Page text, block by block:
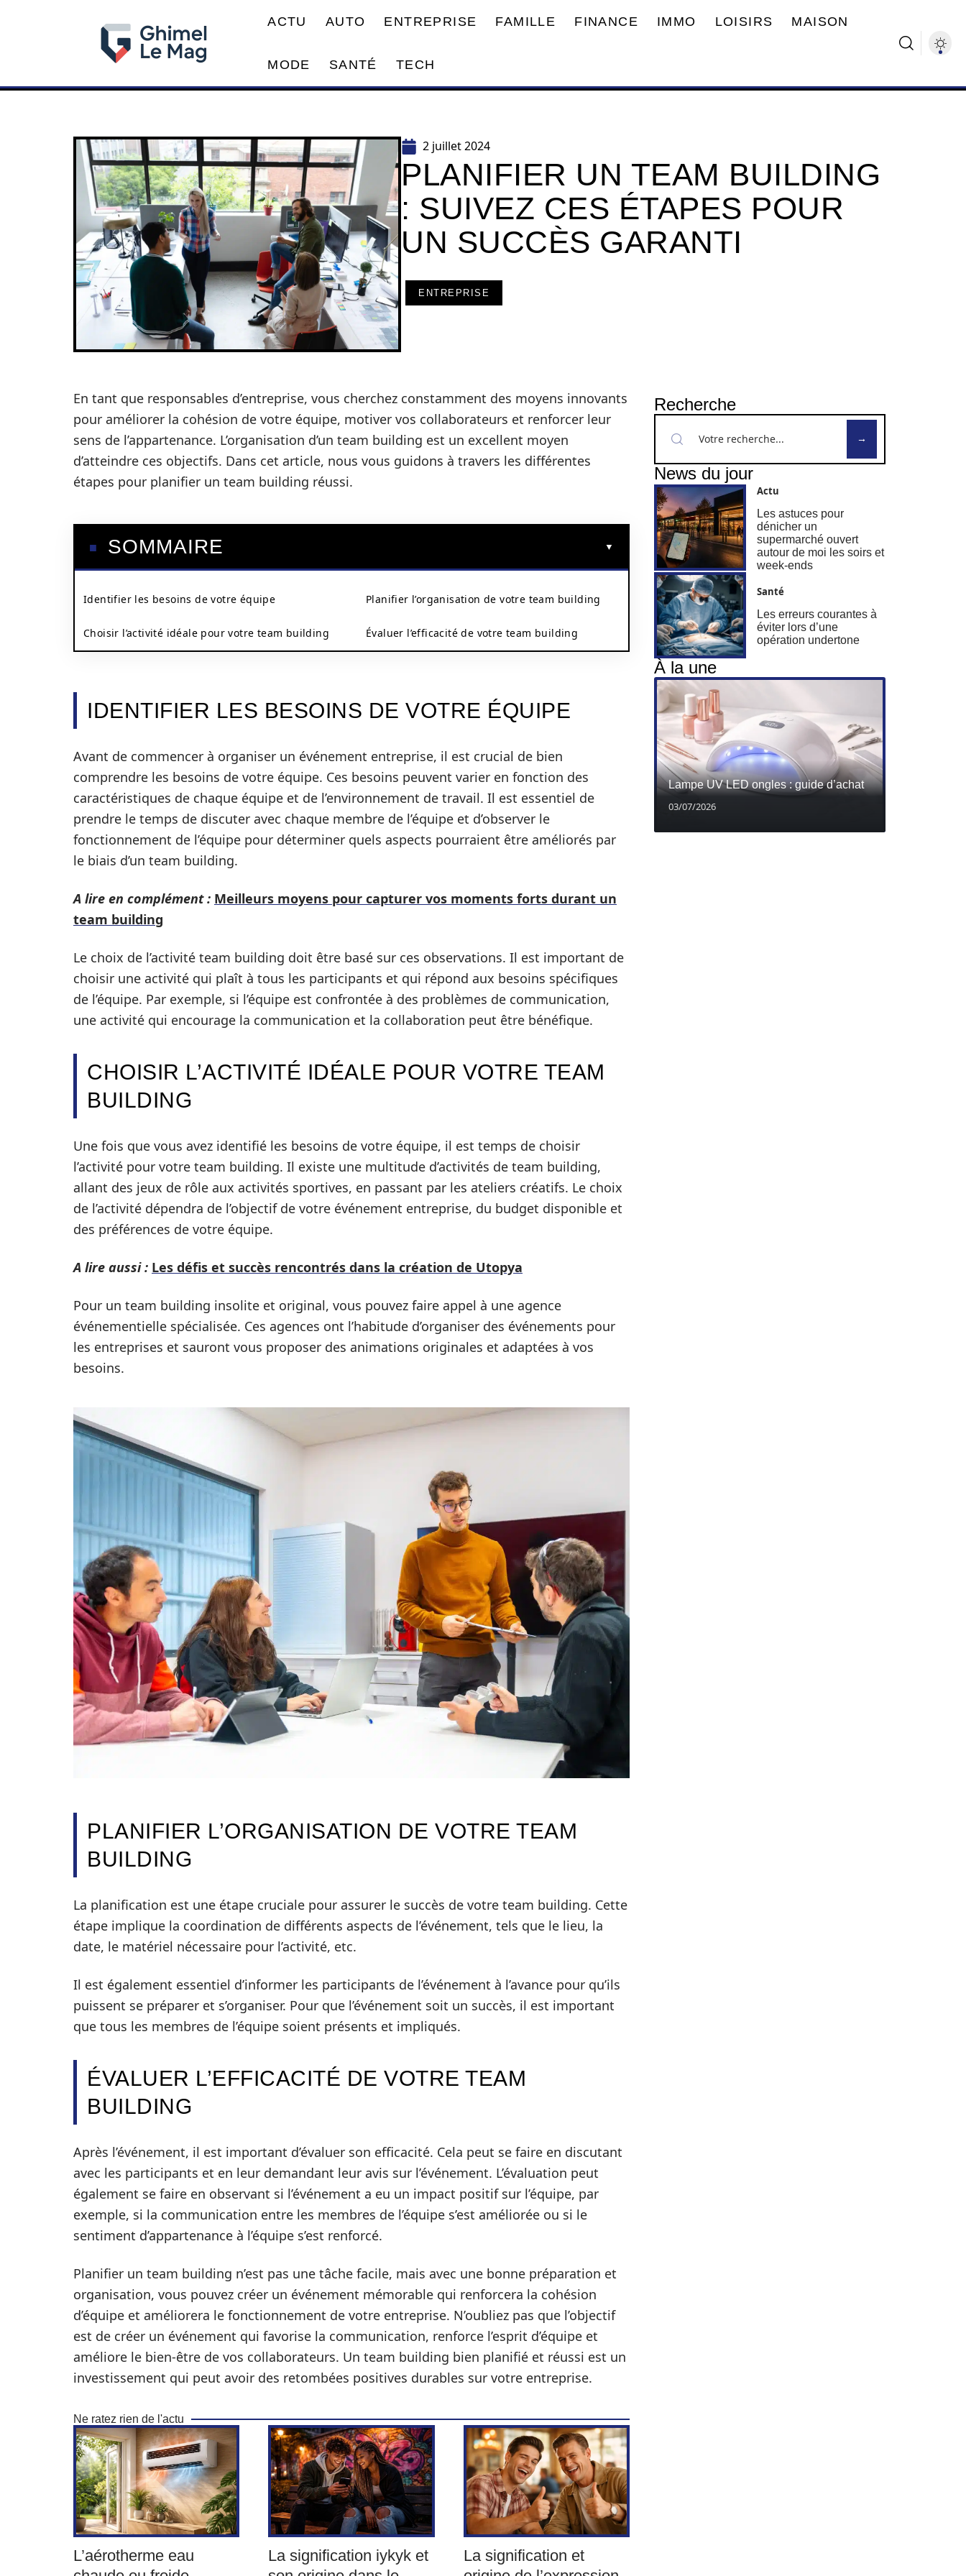
ACTU AUTO ENTREPRISE FAMILLE FINANCE IMMO LOISIRS MAISON
MODE SANTÉ TECH
2 juillet 2024
PLANIFIER UN TEAM BUILDING
: SUIVEZ CES ÉTAPES POUR
UN SUCCÈS GARANTI
ENTREPRISE
En tant que responsables d’entreprise, vous cherchez constamment des moyens innovants
pour améliorer la cohésion de votre équipe, motiver vos collaborateurs et renforcer leur
sens de l’appartenance. L’organisation d’un team building est un excellent moyen
d’atteindre ces objectifs. Dans cet article, nous vous guidons à travers les différentes
étapes pour planifier un team building réussi.
SOMMAIRE
Identifier les besoins de votre équipe
Choisir l’activité idéale pour votre team building
Planifier l’organisation de votre team building
Évaluer l’efficacité de votre team building
IDENTIFIER LES BESOINS DE VOTRE ÉQUIPE
Avant de commencer à organiser un événement entreprise, il est crucial de bien
comprendre les besoins de votre équipe. Ces besoins peuvent varier en fonction des
caractéristiques de chaque équipe et de l’environnement de travail. Il est essentiel de
prendre le temps de discuter avec chaque membre de l’équipe et d’observer le
fonctionnement de l’équipe pour déterminer quels aspects pourraient être améliorés par
le biais d’un team building.
A lire en complément : Meilleurs moyens pour capturer vos moments forts durant un
team building
Le choix de l’activité team building doit être basé sur ces observations. Il est important de
choisir une activité qui plaît à tous les participants et qui répond aux besoins spécifiques
de l’équipe. Par exemple, si l’équipe est confrontée à des problèmes de communication,
une activité qui encourage la communication et la collaboration peut être bénéfique.
CHOISIR L’ACTIVITÉ IDÉALE POUR VOTRE TEAM
BUILDING
Une fois que vous avez identifié les besoins de votre équipe, il est temps de choisir
l’activité pour votre team building. Il existe une multitude d’activités de team building,
allant des jeux de rôle aux activités sportives, en passant par les ateliers créatifs. Le choix
de l’activité dépendra de l’objectif de votre événement entreprise, du budget disponible et
des préférences de votre équipe.
A lire aussi : Les défis et succès rencontrés dans la création de Utopya
Pour un team building insolite et original, vous pouvez faire appel à une agence
événementielle spécialisée. Ces agences ont l’habitude d’organiser des événements pour
les entreprises et sauront vous proposer des animations originales et adaptées à vos
besoins.
PLANIFIER L’ORGANISATION DE VOTRE TEAM
BUILDING
La planification est une étape cruciale pour assurer le succès de votre team building. Cette
étape implique la coordination de différents aspects de l’événement, tels que le lieu, la
date, le matériel nécessaire pour l’activité, etc.
Il est également essentiel d’informer les participants de l’événement à l’avance pour qu’ils
puissent se préparer et s’organiser. Pour que l’événement soit un succès, il est important
que tous les membres de l’équipe soient présents et impliqués.
ÉVALUER L’EFFICACITÉ DE VOTRE TEAM
BUILDING
Après l’événement, il est important d’évaluer son efficacité. Cela peut se faire en discutant
avec les participants et en leur demandant leur avis sur l’événement. L’évaluation peut
également se faire en observant si l’événement a eu un impact positif sur l’équipe, par
exemple, si la communication entre les membres de l’équipe s’est améliorée ou si le
sentiment d’appartenance à l’équipe s’est renforcé.
Planifier un team building n’est pas une tâche facile, mais avec une bonne préparation et
organisation, vous pouvez créer un événement mémorable qui renforcera la cohésion
d’équipe et améliorera le fonctionnement de votre entreprise. N’oubliez pas que l’objectif
est de créer un événement qui favorise la communication, renforce l’esprit d’équipe et
améliore le bien-être de vos collaborateurs. Un team building bien planifié et réussi est un
investissement qui peut avoir des retombées positives durables sur votre entreprise.
Ne ratez rien de l'actu
L’aérotherme eau
La signification iykyk et
La signification et
Recherche
News du jour
Actu
Les astuces pour
dénicher un
supermarché ouvert
autour de moi les soirs et
week-ends
Santé
Les erreurs courantes à
éviter lors d’une
opération undertone
À la une
Lampe UV LED ongles : guide d’achat
03/07/2026